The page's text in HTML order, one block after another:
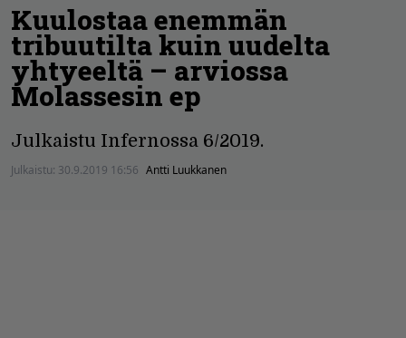
Kuulostaa enemmän
tribuutilta kuin uudelta
yhtyeeltä – arviossa
Molassesin ep
Julkaistu Infernossa 6/2019.
Julkaistu: 30.9.2019 16:56 Antti Luukkanen